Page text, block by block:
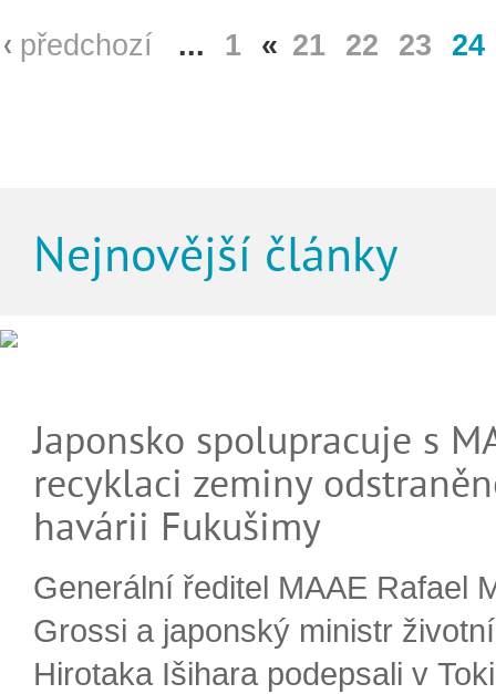
předchozí ... 1 « 21 22 23 24
Nejnovější články
Japonsko spolupracuje s
recyklaci zeminy
havárii Fukušimy
Generální ředitel MAAE Rafael
Grossi a japonský ministr
Hirotaka Išihara podepsali v